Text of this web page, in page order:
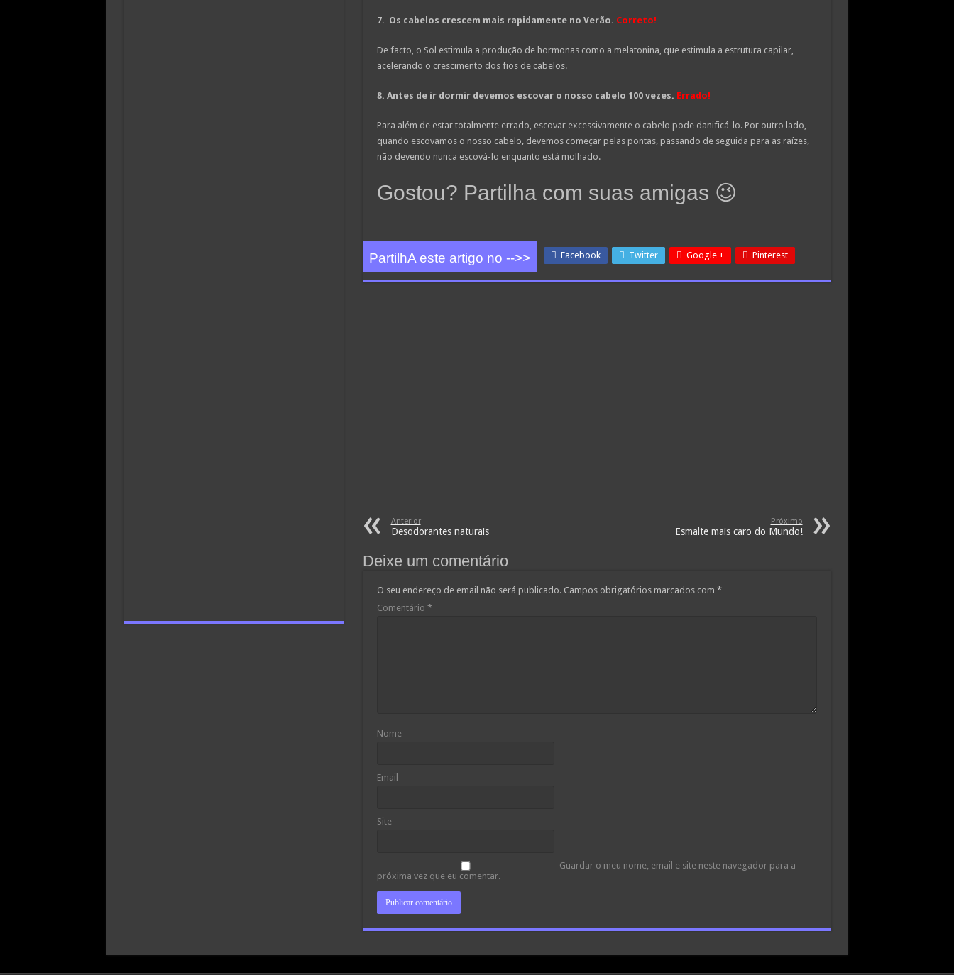
7. Os cabelos crescem mais rapidamente no Verão. Correto!
De facto, o Sol estimula a produção de hormonas como a melatonina, que estimula a estrutura capilar,
acelerando o crescimento dos fios de cabelos.
8. Antes de ir dormir devemos escovar o nosso cabelo 100 vezes. Errado!
Para além de estar totalmente errado, escovar excessivamente o cabelo pode danificá-lo. Por outro lado,
quando escovamos o nosso cabelo, devemos começar pelas pontas, passando de seguida para as raízes,
não devendo nunca escová-lo enquanto está molhado.
Gostou? Partilha com suas amigas 😉
PartilhA este artigo no -->> Facebook Twitter Google + Pinterest
Anterior
Desodorantes naturais
Próximo
Esmalte mais caro do Mundo!
Deixe um comentário
O seu endereço de email não será publicado. Campos obrigatórios marcados com *
Comentário *
Nome
Email
Site
Guardar o meu nome, email e site neste navegador para a
próxima vez que eu comentar.